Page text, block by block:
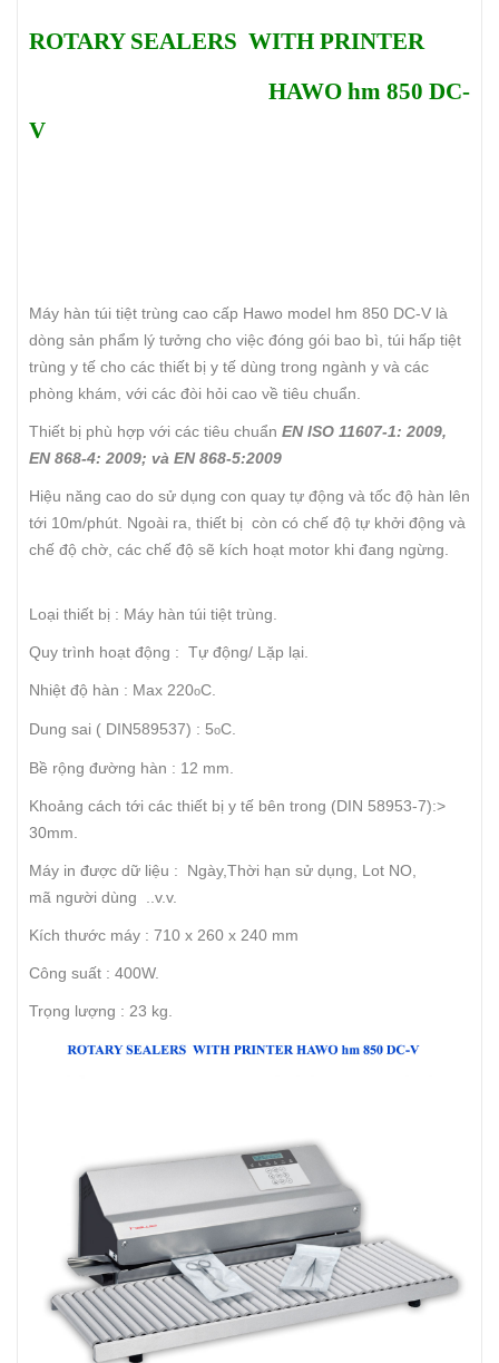
ROTARY SEALERS WITH PRINTER
HAWO hm 850 DC-
V
Máy hàn túi tiệt trùng cao cấp Hawo model hm 850 DC-V là
dòng sản phẩm lý tưởng cho việc đóng gói bao bì, túi hấp tiệt
trùng y tế cho các thiết bị y tế dùng trong ngành y và các
phòng khám, với các đòi hỏi cao về tiêu chuẩn.
Thiết bị phù hợp với các tiêu chuẩn EN ISO 11607-1: 2009,
EN 868-4: 2009; và EN 868-5:2009
Hiệu năng cao do sử dụng con quay tự động và tốc độ hàn lên
tới 10m/phút. Ngoài ra, thiết bị còn có chế độ tự khởi động và
chế độ chờ, các chế độ sẽ kích hoạt motor khi đang ngừng.
Loại thiết bị : Máy hàn túi tiệt trùng.
Quy trình hoạt động : Tự động/ Lặp lại.
Nhiệt độ hàn : Max 220oC.
Dung sai ( DIN589537) : 5oC.
Bề rộng đường hàn : 12 mm.
Khoảng cách tới các thiết bị y tế bên trong (DIN 58953-7):>
30mm.
Máy in được dữ liệu : Ngày,Thời hạn sử dụng, Lot NO,
mã người dùng ..v.v.
Kích thước máy : 710 x 260 x 240 mm
Công suất : 400W.
Trọng lượng : 23 kg.